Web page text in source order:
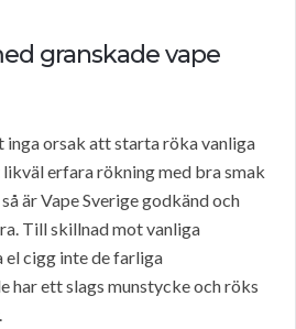
granskade vape
inga orsak att starta röka vanliga
erfara rökning med bra smak
är Vape Sverige godkänd och
Till skillnad mot vanliga
el cigg inte de farliga
har ett slags munstycke och röks